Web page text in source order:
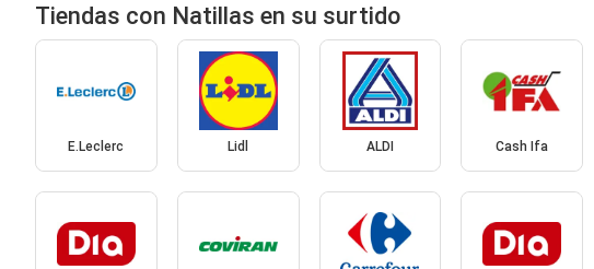
Tiendas con Natillas en su surtido
E.Leclerc Lidl ALDI Cash Ifa